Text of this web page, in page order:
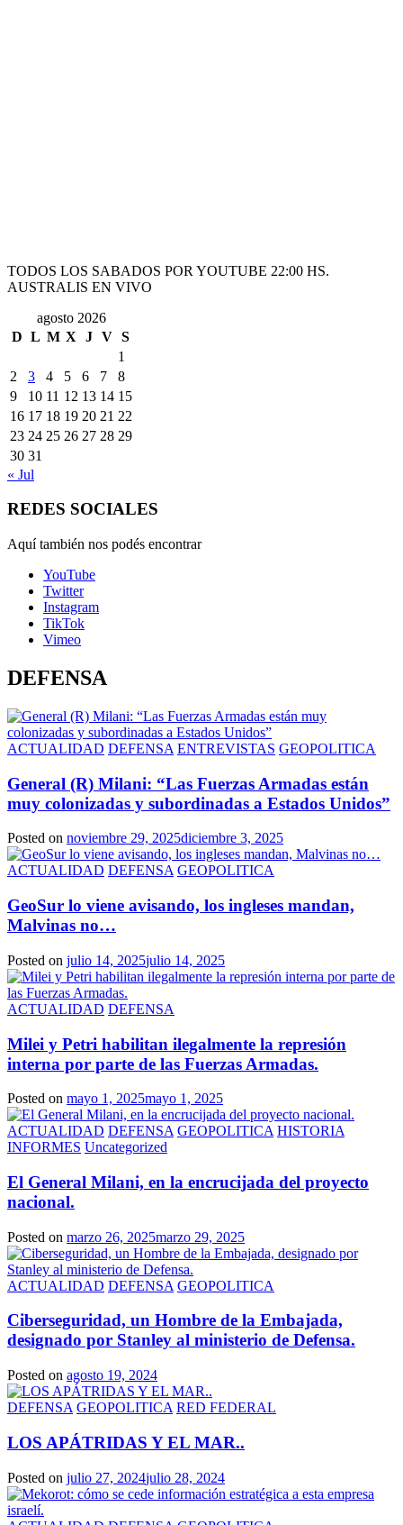
TODOS LOS SABADOS POR YOUTUBE 22:00 HS.
AUSTRALIS EN VIVO
agosto 2026
D L M X J V S
1
2
3 4 5 6 7
8
9
10 11 12 13 14 15
16 17 18 19 20 21 22
23 24 25 26 27 28 29
30 31
« Jul
REDES SOCIALES
Aquí también nos podés encontrar
YouTube
Twitter
Instagram
TikTok
Vimeo
DEFENSA
ACTUALIDAD DEFENSA ENTREVISTAS GEOPOLITICA
General (R) Milani: “Las Fuerzas Armadas están
muy colonizadas y subordinadas a Estados Unidos”
Posted on noviembre 29, 2025diciembre 3, 2025
ACTUALIDAD DEFENSA GEOPOLITICA
GeoSur lo viene avisando, los ingleses mandan,
Malvinas no…
Posted on julio 14, 2025julio 14, 2025
ACTUALIDAD DEFENSA
Milei y Petri habilitan ilegalmente la represión
interna por parte de las Fuerzas Armadas.
Posted on mayo 1, 2025mayo 1, 2025
ACTUALIDAD DEFENSA GEOPOLITICA HISTORIA
INFORMES Uncategorized
El General Milani, en la encrucijada del proyecto
nacional.
Posted on marzo 26, 2025marzo 29, 2025
ACTUALIDAD DEFENSA GEOPOLITICA
Ciberseguridad, un Hombre de la Embajada,
designado por Stanley al ministerio de Defensa.
Posted on agosto 19, 2024
DEFENSA GEOPOLITICA RED FEDERAL
LOS APÁTRIDAS Y EL MAR..
Posted on julio 27, 2024julio 28, 2024